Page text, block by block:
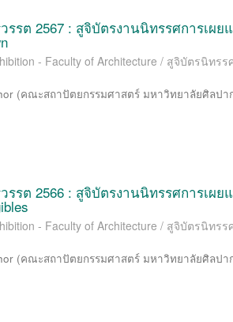
รรต 2567 : สูจิบัตรงานนิทรรศการเผ
- Faculty of Architecture / สูจิบัตรนิท
(คณะสถาปัตยกรรมศาสตร์ มหาวิทยาลัยศิลปา
รรต 2566 : สูจิบัตรงานนิทรรศการเผ
- Faculty of Architecture / สูจิบัตรนิท
(คณะสถาปัตยกรรมศาสตร์ มหาวิทยาลัยศิลปา